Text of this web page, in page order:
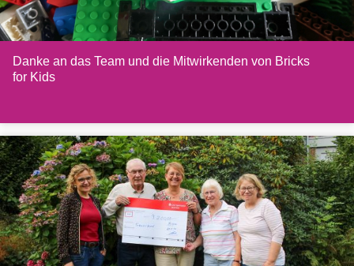
Danke an das Team und die Mitwirkenden von Bricks
for Kids